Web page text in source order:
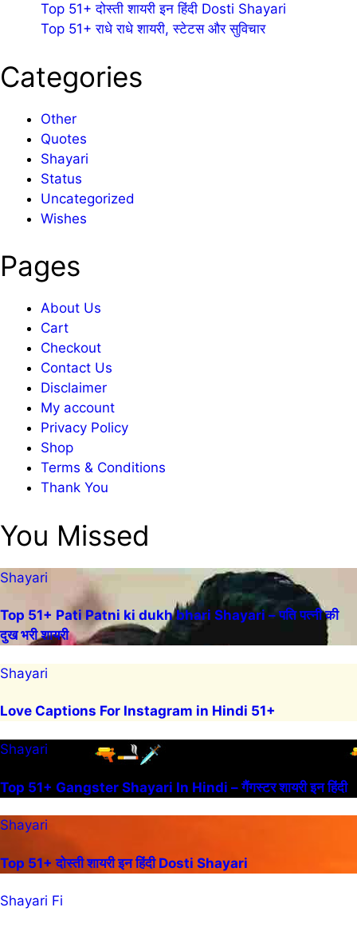
Top 51+ दोस्ती शायरी इन हिंदी Dosti Shayari
Top 51+ राधे राधे शायरी, स्टेटस और सुविचार
Categories
Other
Quotes
Shayari
Status
Uncategorized
Wishes
Pages
About Us
Cart
Checkout
Contact Us
Disclaimer
My account
Privacy Policy
Shop
Terms & Conditions
Thank You
You Missed
Shayari
Top 51+ Pati Patni ki dukh bhari Shayari – पति पत्नी की
दुख भरी शायरी
Shayari
Love Captions For Instagram in Hindi 51+
Shayari
Top 51+ Gangster Shayari In Hindi – गैंगस्टर शायरी इन हिंदी
Shayari
Top 51+ दोस्ती शायरी इन हिंदी Dosti Shayari
Shayari Fi